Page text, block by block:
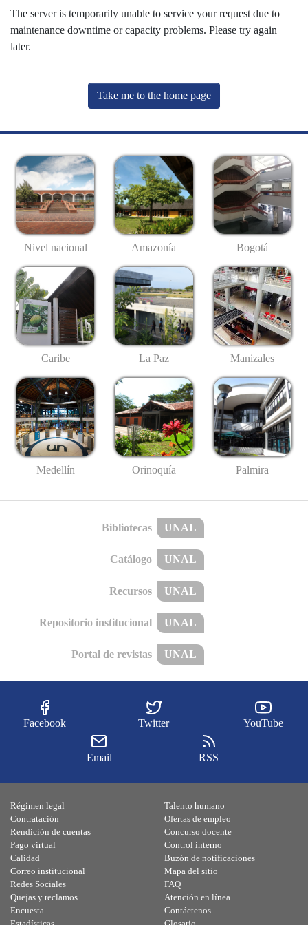
The server is temporarily unable to service your request due to
maintenance downtime or capacity problems. Please try again
later.
Take me to the home page
Nivel nacional Amazonía Bogotá
Caribe La Paz Manizales
Medellín Orinoquía Palmira
Bibliotecas UNAL
Catálogo UNAL
Recursos UNAL
Repositorio institucional UNAL
Portal de revistas UNAL
Facebook Twitter YouTube
Email RSS
Régimen legal
Contratación
Rendición de cuentas
Pago virtual
Calidad
Talento humano
Ofertas de empleo
Concurso docente
Control interno
Buzón de notificaciones
Correo institucional
Redes Sociales
Quejas y reclamos
Encuesta
Mapa del sitio
FAQ
Atención en línea
Contáctenos